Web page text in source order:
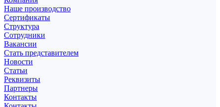
Наше производство
Сертификаты
Структура
Сотрудники
Вакансии
Стать представителем
Новости
Статьи
Реквизиты
Партнеры
Контакты